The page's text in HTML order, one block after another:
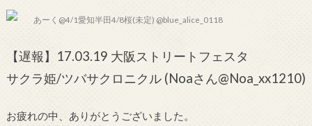
あーく@4/1愛知半田4/8桜(未定) @blue_alice_0118
【遅報】17.03.19 大阪ストリートフェスタ
サクラ姫/ツバサクロニクル (Noaさん@Noa_xx1210)
お疲れの中、ありがとうございました。